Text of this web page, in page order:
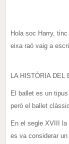
Hola soc Harry,
eixa raó vaig a
LA HISTÒRIA DEL
El ballet es un
però el ballet
En el segle XVIII
es va considerar